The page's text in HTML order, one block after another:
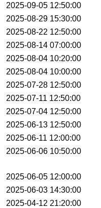
2025-09-05 12:50:00
2025-08-29 15:30:00
2025-08-22 12:50:00
2025-08-14 07:00:00
2025-08-04 10:20:00
2025-08-04 10:00:00
2025-07-28 12:50:00
2025-07-11 12:50:00
2025-07-04 12:50:00
2025-06-13 12:50:00
2025-06-11 12:00:00
2025-06-06 10:50:00
2025-06-05 12:00:00
2025-06-03 14:30:00
2025-04-12 21:20:00